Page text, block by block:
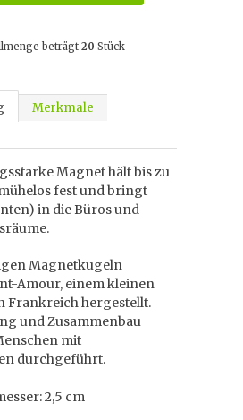
beträgt 20 Stück
Merkmale
Magnet hält bis zu
fest und bringt
in die Büros und
Magnetkugeln
Amour, einem kleinen
Frankreich hergestellt.
und Zusammenbau
mit
durchgeführt.
2,5 cm